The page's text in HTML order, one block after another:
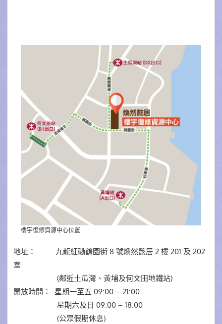
樓宇復修資源中心位置
地址： 九龍紅磡鶴園街 8 號煥然懿居 2 樓 201 及 202
室
(鄰近土瓜灣、黃埔及何文田地鐵站)
開放時間： 星期一至五 09:00 – 21:00
星期六及日 09:00 – 18:00
(公眾假期休息)